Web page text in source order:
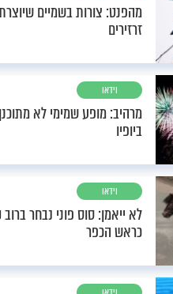
מהפנט: צורות בשמיים
זרזירים
וידאו
מרהיב: מופע שמימי לא
ביופיו
וידאו
לא ייאמן: סוס פוני נבחר ברוב
כראש הכפר